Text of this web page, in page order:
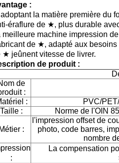
:
la matière première du
éraflure de ★, plus durable
meilleure machine impression
de ★, adapté aux besoins
★ jeûnent vitesse de livrer.
de produit :
de
:
:
PVC/
Taille :
Norme de l'OIN
Métier :
l'impression offset de
photo, code barres,
nombre
:
La compensation